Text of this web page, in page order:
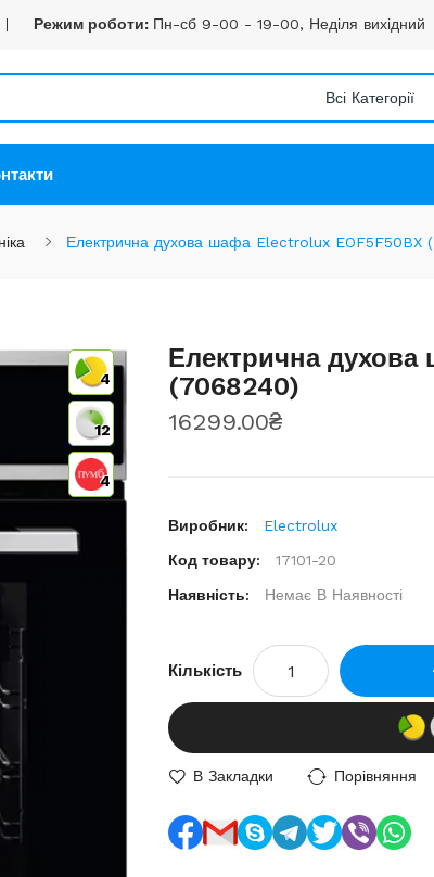
Режим роботи: Пн-сб 9-00 - 19-00, Неділя вихідний
Всі Категорії
Електрична духова шафа Electrolux EOF5F50BX
4
12
4
Електрична
(7068240)
16299.00₴
Виробник:
Electrolux
Код товару:
17101-20
Наявність:
Немає В Наявності
Кількість
В Закладки Порівняння